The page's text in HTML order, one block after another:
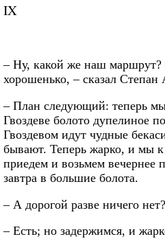
IX
– Ну, какой же наш маршрут?
хорошенько, – сказал Степан
– План следующий: теперь
Гвоздеве болото дупелиное
Гвоздевом идут чудные
бывают. Теперь жарко, и мы к
приедем и возьмем вечернее
завтра в большие болота.
– А дорогой разве ничего нет?
– Есть; но задержимся, и